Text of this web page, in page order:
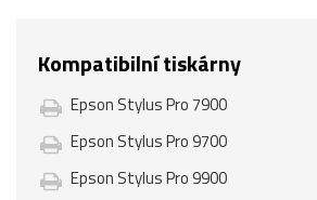
Kompatibilní tiskárny
Epson Stylus Pro 7900
Epson Stylus Pro 9700
Epson Stylus Pro 9900